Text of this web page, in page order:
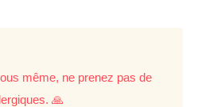
même, ne prenez pas de
🙏